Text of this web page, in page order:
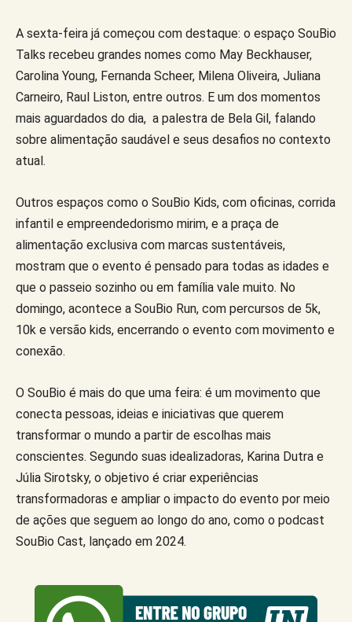
A sexta-feira já começou com destaque: o espaço SouBio
Talks recebeu grandes nomes como May Beckhauser,
Carolina Young, Fernanda Scheer, Milena Oliveira, Juliana
Carneiro, Raul Liston, entre outros. E um dos momentos
mais aguardados do dia, a palestra de Bela Gil, falando
sobre alimentação saudável e seus desafios no contexto
atual.
Outros espaços como o SouBio Kids, com oficinas, corrida
infantil e empreendedorismo mirim, e a praça de
alimentação exclusiva com marcas sustentáveis,
mostram que o evento é pensado para todas as idades e
que o passeio sozinho ou em família vale muito. No
domingo, acontece a SouBio Run, com percursos de 5k,
10k e versão kids, encerrando o evento com movimento e
conexão.
O SouBio é mais do que uma feira: é um movimento que
conecta pessoas, ideias e iniciativas que querem
transformar o mundo a partir de escolhas mais
conscientes. Segundo suas idealizadoras, Karina Dutra e
Júlia Sirotsky, o objetivo é criar experiências
transformadoras e ampliar o impacto do evento por meio
de ações que seguem ao longo do ano, como o podcast
SouBio Cast, lançado em 2024.